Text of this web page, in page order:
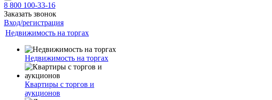
8 800 100-33-16
Заказать звонок
Вход/регистрация
Недвижимость на торгах
Недвижимость на торгах
Квартиры с торгов и
аукционов